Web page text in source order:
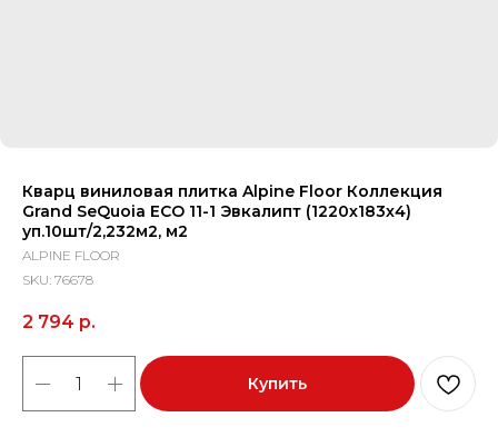
Кварц виниловая плитка Alpine Floor Коллекция
Grand SeQuoia ECO 11-1 Эвкалипт (1220х183х4)
уп.10шт/2,232м2, м2
ALPINE FLOOR
SKU: 76678
2 794 р.
Купить